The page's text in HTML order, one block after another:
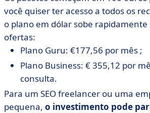
você quiser ter acesso a todos os
o plano em dólar sobe
ofertas:
Plano Guru: €177,56 por mês ;
Plano Business: € 355,12 por
consulta.
Para um SEO freelancer ou uma
pequena, o investimento pode